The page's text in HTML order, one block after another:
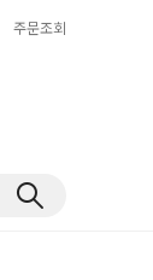
주문조회